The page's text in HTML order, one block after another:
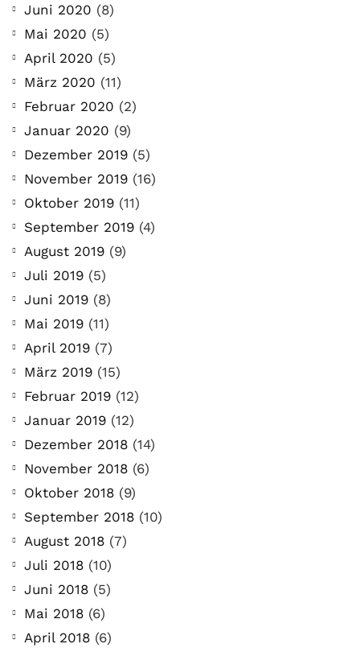
Juni 2020 (8)
Mai 2020 (5)
April 2020 (5)
März 2020 (11)
Februar 2020 (2)
Januar 2020 (9)
Dezember 2019 (5)
November 2019 (16)
Oktober 2019 (11)
September 2019 (4)
August 2019 (9)
Juli 2019 (5)
Juni 2019 (8)
Mai 2019 (11)
April 2019 (7)
März 2019 (15)
Februar 2019 (12)
Januar 2019 (12)
Dezember 2018 (14)
November 2018 (6)
Oktober 2018 (9)
September 2018 (10)
August 2018 (7)
Juli 2018 (10)
Juni 2018 (5)
Mai 2018 (6)
April 2018 (6)